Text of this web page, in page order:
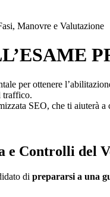
Manovre e Valutazione
per ottenere
traffico.
SEO, che ti aiuterà a
e Controlli del
di prepararsi a una